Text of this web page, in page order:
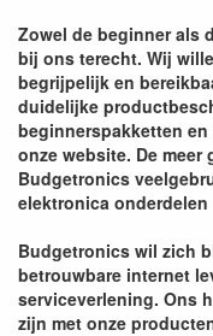
Zowel de beginner als
bij ons terecht. Wij
begrijpelijk en
duidelijke
beginnerspakketten
onze website. De
Budgetronics
elektronica
Budgetronics wil zich
betrouwbare internet
serviceverlening. Ons
zijn met onze